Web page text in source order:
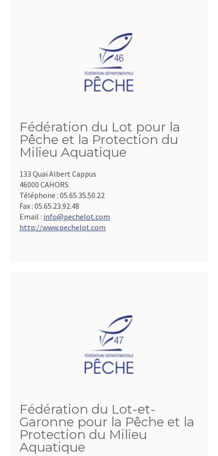
Fédération du Lot pour la
Pêche et la Protection du
Milieu Aquatique
133 Quai Albert Cappus
46000 CAHORS
Téléphone : 05.65.35.50.22
Fax : 05.65.23.92.48
Email : info@pechelot.com
http://www.pechelot.com
Fédération du Lot-et-
Garonne pour la Pêche et la
Protection du Milieu
Aquatique